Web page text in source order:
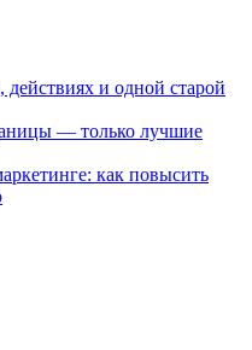
действиях и одной старой
— только лучшие
как повысить